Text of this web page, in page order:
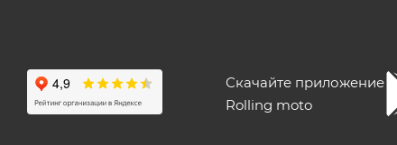
Скачайте приложение
Rolling moto